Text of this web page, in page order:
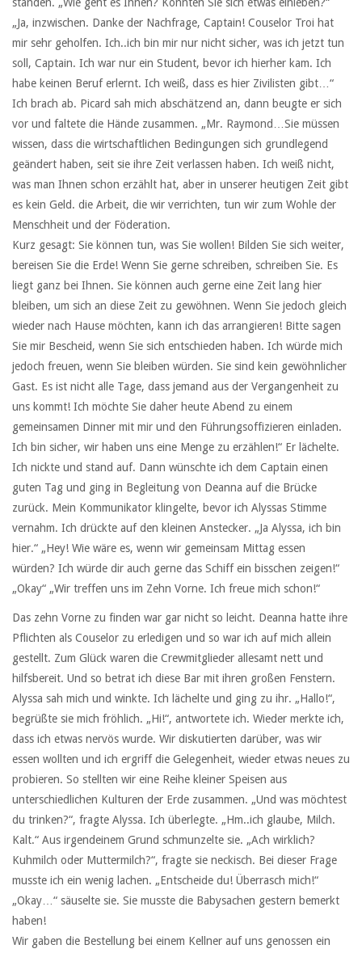
„Ja, inzwischen. Danke der Nachfrage, Captain! Couselor Troi hat
mir sehr geholfen. Ich..ich bin mir nur nicht sicher, was ich jetzt tun
soll, Captain. Ich war nur ein Student, bevor ich hierher kam. Ich
habe keinen Beruf erlernt. Ich weiß, dass es hier Zivilisten gibt…“
Ich brach ab. Picard sah mich abschätzend an, dann beugte er sich
vor und faltete die Hände zusammen. „Mr. Raymond…Sie müssen
wissen, dass die wirtschaftlichen Bedingungen sich grundlegend
geändert haben, seit sie ihre Zeit verlassen haben. Ich weiß nicht,
was man Ihnen schon erzählt hat, aber in unserer heutigen Zeit gibt
es kein Geld. die Arbeit, die wir verrichten, tun wir zum Wohle der
Menschheit und der Föderation.
Kurz gesagt: Sie können tun, was Sie wollen! Bilden Sie sich weiter,
bereisen Sie die Erde! Wenn Sie gerne schreiben, schreiben Sie. Es
liegt ganz bei Ihnen. Sie können auch gerne eine Zeit lang hier
bleiben, um sich an diese Zeit zu gewöhnen. Wenn Sie jedoch gleich
wieder nach Hause möchten, kann ich das arrangieren! Bitte sagen
Sie mir Bescheid, wenn Sie sich entschieden haben. Ich würde mich
jedoch freuen, wenn Sie bleiben würden. Sie sind kein gewöhnlicher
Gast. Es ist nicht alle Tage, dass jemand aus der Vergangenheit zu
uns kommt! Ich möchte Sie daher heute Abend zu einem
gemeinsamen Dinner mit mir und den Führungsoffizieren einladen.
Ich bin sicher, wir haben uns eine Menge zu erzählen!“ Er lächelte.
Ich nickte und stand auf. Dann wünschte ich dem Captain einen
guten Tag und ging in Begleitung von Deanna auf die Brücke
zurück. Mein Kommunikator klingelte, bevor ich Alyssas Stimme
vernahm. Ich drückte auf den kleinen Anstecker. „Ja Alyssa, ich bin
hier.“ „Hey! Wie wäre es, wenn wir gemeinsam Mittag essen
würden? Ich würde dir auch gerne das Schiff ein bisschen zeigen!“
„Okay“ „Wir treffen uns im Zehn Vorne. Ich freue mich schon!“
Das zehn Vorne zu finden war gar nicht so leicht. Deanna hatte ihre
Pflichten als Couselor zu erledigen und so war ich auf mich allein
gestellt. Zum Glück waren die Crewmitglieder allesamt nett und
hilfsbereit. Und so betrat ich diese Bar mit ihren großen Fenstern.
Alyssa sah mich und winkte. Ich lächelte und ging zu ihr. „Hallo!“,
begrüßte sie mich fröhlich. „Hi!“, antwortete ich. Wieder merkte ich,
dass ich etwas nervös wurde. Wir diskutierten darüber, was wir
essen wollten und ich ergriff die Gelegenheit, wieder etwas neues zu
probieren. So stellten wir eine Reihe kleiner Speisen aus
unterschiedlichen Kulturen der Erde zusammen. „Und was möchtest
du trinken?“, fragte Alyssa. Ich überlegte. „Hm..ich glaube, Milch.
Kalt.“ Aus irgendeinem Grund schmunzelte sie. „Ach wirklich?
Kuhmilch oder Muttermilch?“, fragte sie neckisch. Bei dieser Frage
musste ich ein wenig lachen. „Entscheide du! Überrasch mich!“
„Okay…“ säuselte sie. Sie musste die Babysachen gestern bemerkt
haben!
Wir gaben die Bestellung bei einem Kellner auf uns genossen ein